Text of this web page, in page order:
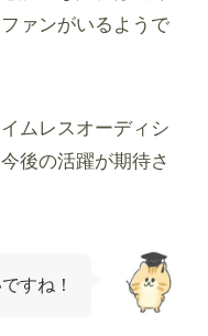
ァンがいるようで
ムレスオーディシ
後の活躍が期待さ
すね！